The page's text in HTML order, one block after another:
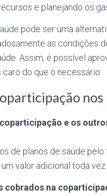
e planejando os
pode ser uma
as condições
Assim, é possível
do que o necessário.
nos
e os
de planos de saúde pelo
valor adicional toda
cobrados na